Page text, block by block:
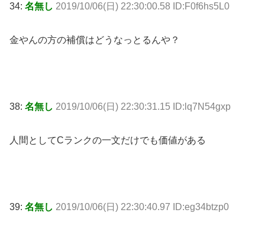
34: 名無し 2019/10/06(日) 22:30:00.58 ID:F0f6hs5L0
金やんの方の補償はどうなっとるんや？
38: 名無し 2019/10/06(日) 22:30:31.15 ID:lq7N54gxp
人間としてCランクの一文だけでも価値がある
39: 名無し 2019/10/06(日) 22:30:40.97 ID:eg34btzp0